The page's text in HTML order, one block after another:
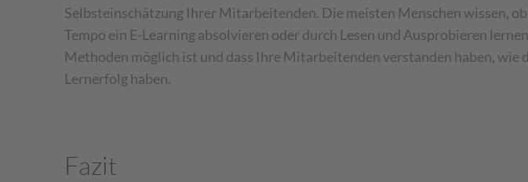
Selbsteinschätzung Ihrer Mitarbeitenden. Die meisten Menschen wissen,
Tempo ein E-Learning absolvieren oder durch Lesen und Ausprobieren
Methoden möglich ist und dass Ihre Mitarbeitenden verstanden haben,
Lernerfolg haben.
Fazit